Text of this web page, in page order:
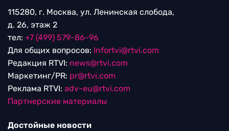
115280, г. Москва, ул. Ленинская слобода,
д. 26, этаж 2
тел: +7 (499) 579-86-96
Для общих вопросов: Infortvi@rtvi.com
Редакция RTVI: news@rtvi.com
Маркетинг/PR: pr@rtvi.com
Реклама RTVI: adv-eu@rtvi.com
Партнерские материалы
Достойные новости